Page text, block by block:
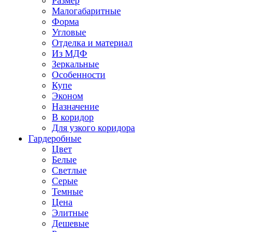
Малогабаритные
Форма
Угловые
Отделка и материал
Из МДФ
Зеркальные
Особенности
Купе
Эконом
Назначение
В коридор
Для узкого коридора
Гардеробные
Цвет
Белые
Светлые
Серые
Темные
Цена
Элитные
Дешевые